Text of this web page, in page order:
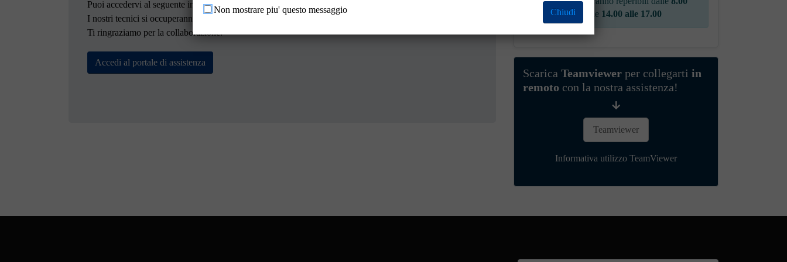
Puoi accedervi al seguente indirizzo:
https://supporto.cportal.it
I nostri tecnici si occuperanno prontamente della tua segnalazione.
Ti ringraziamo per la collaborazione.
Accedi al portale di assistenza
alle 13.00e dalle 14.00 alle 17.00
Scarica Teamviewer per collegarti in
remoto con la nostra assistenza!
Teamviewer
Informativa utilizzo TeamViewer
Non mostrare piu' questo messaggio Chiudi